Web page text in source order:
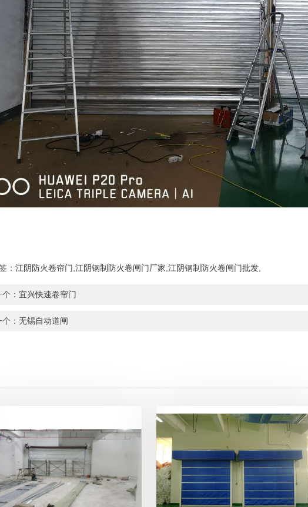
： 江阴防火卷帘门 江阴钢制防火卷闸门厂家 江阴钢制防火卷闸门批发,
个： 宜兴快速卷帘门
： 无锡自动道闸